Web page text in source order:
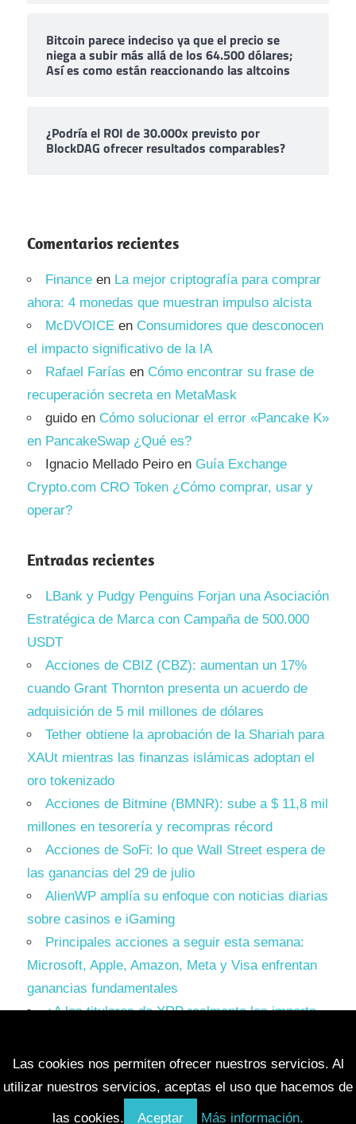
Bitcoin parece indeciso ya que el precio se
niega a subir más allá de los 64.500 dólares;
Así es como están reaccionando las altcoins
¿Podría el ROI de 30.000x previsto por
BlockDAG ofrecer resultados comparables?
Comentarios recientes
Finance en La mejor criptografía para comprar
ahora: 4 monedas que muestran impulso alcista
McDVOICE en Consumidores que desconocen
el impacto significativo de la IA
Rafael Farías en Cómo encontrar su frase de
recuperación secreta en MetaMask
guido en Cómo solucionar el error «Pancake K»
en PancakeSwap ¿Qué es?
Ignacio Mellado Peiro en Guía Exchange
Crypto.com CRO Token ¿Cómo comprar, usar y
operar?
Entradas recientes
LBank y Pudgy Penguins Forjan una Asociación
Estratégica de Marca con Campaña de 500.000
USDT
Acciones de CBIZ (CBZ): aumentan un 17%
cuando Grant Thornton presenta un acuerdo de
adquisición de 5 mil millones de dólares
Tether obtiene la aprobación de la Shariah para
XAUt mientras las finanzas islámicas adoptan el
oro tokenizado
Acciones de Bitmine (BMNR): sube a $ 11,8 mil
millones en tesorería y recompras récord
Acciones de SoFi: lo que Wall Street espera de
las ganancias del 29 de julio
AlienWP amplía su enfoque con noticias diarias
sobre casinos e iGaming
Principales acciones a seguir esta semana:
Microsoft, Apple, Amazon, Meta y Visa enfrentan
ganancias fundamentales
¿A los titulares de XRP realmente les importa
Las cookies nos permiten ofrecer nuestros servicios. Al
utilizar nuestros servicios, aceptas el uso que hacemos de
las cookies. Aceptar Más información.